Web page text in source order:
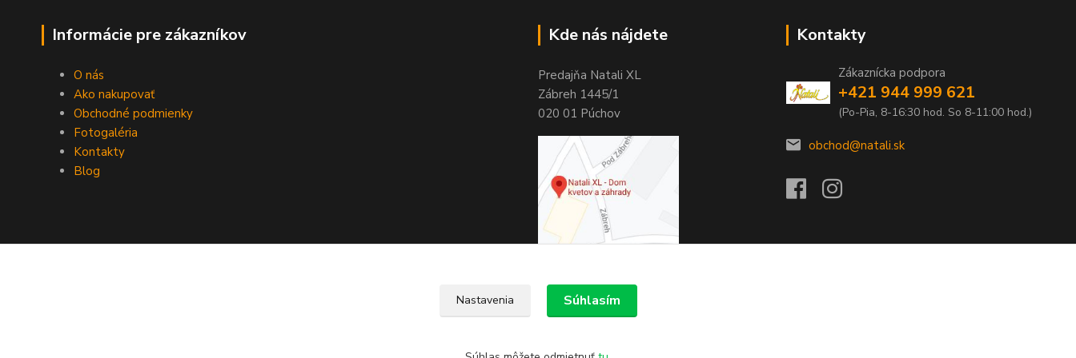
Informácie pre zákazníkov
O nás
Ako nakupovať
Obchodné podmienky
Fotogaléria
Kontakty
Blog
Kde nás nájdete
Predajňa Natali XL
Zábreh 1445/1
020 01 Púchov
Kontakty
Zákaznícka podpora
+421 944 999 621
(Po-Pia, 8-16:30 hod. So 8-11:00 hod.)
obchod@natali.sk
Nastavenia Súhlasím